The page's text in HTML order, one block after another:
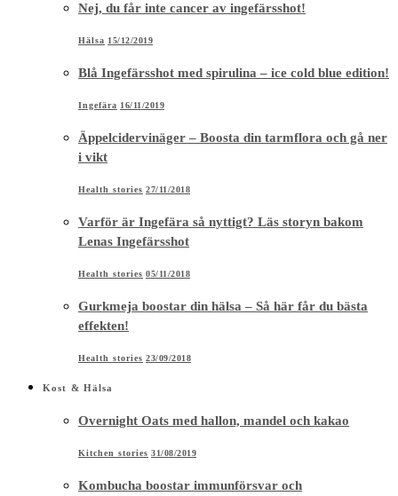
Nej, du får inte cancer av ingefärsshot!
Hälsa 15/12/2019
Blå Ingefärsshot med spirulina – ice cold blue edition!
Ingefära 16/11/2019
Äppelcidervinäger – Boosta din tarmflora och gå ner
i vikt
Health stories 27/11/2018
Varför är Ingefära så nyttigt? Läs storyn bakom
Lenas Ingefärsshot
Health stories 05/11/2018
Gurkmeja boostar din hälsa – Så här får du bästa
effekten!
Health stories 23/09/2018
Kost & Hälsa
Overnight Oats med hallon, mandel och kakao
Kitchen stories 31/08/2019
Kombucha boostar immunförsvar och